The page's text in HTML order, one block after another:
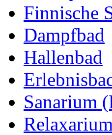
Finnische
Dampfbad
Hallenbad
Sanarium